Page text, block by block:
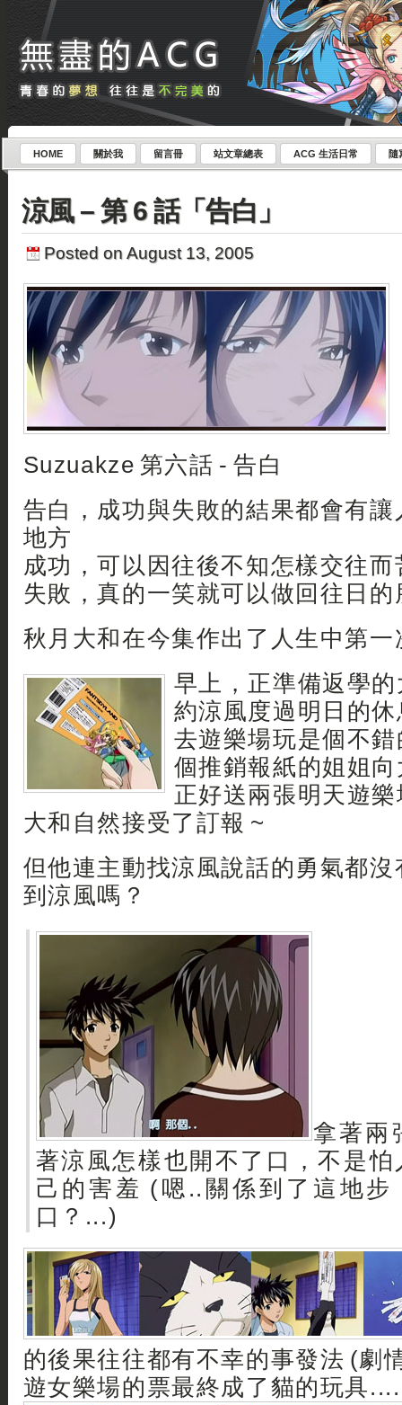
HOME 關於我 留言冊 站文章總表 ACG 生活日常 隨
涼風 – 第 6 話「告白」
Posted on August 13, 2005
Suzuakze 第六話 - 告白
告白，成功與失敗的結果都會有
地方
成功，可以因往後不知怎樣交往而
失敗，真的一笑就可以做回往日的
秋月大和在今集作出了人生中第一
早上，正準備返學
約涼風度過明日的
去遊樂場玩是個不
個推銷報紙的姐姐
正好送兩張明天遊
大和自然接受了訂報 ~
但他連主動找涼風說話的勇氣都
到涼風嗎？
拿著兩
著涼風怎樣也開不了口，不是
己的害羞 (嗯..關係到了這地步
口？...)
的後果往往都有不幸的事發法 (劇
遊女樂場的票最終成了貓的玩具....